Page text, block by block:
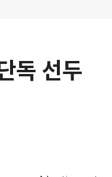
독 선두